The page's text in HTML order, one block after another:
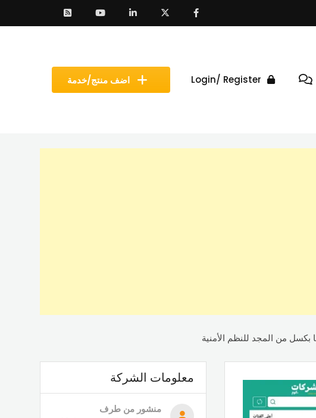
اضف منتج/خدمة Login/ Register
معلومات الشركة
منشور من طرف